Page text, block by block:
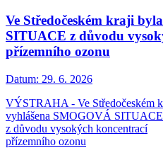
Ve Středočeském kraji
SITUACE z důvodu
přízemního ozonu
Datum: 29. 6. 2026
VÝSTRAHA - Ve Středočeském
vyhlášena SMOGOVÁ SITUACE
z důvodu vysokých koncentrací
přízemního ozonu